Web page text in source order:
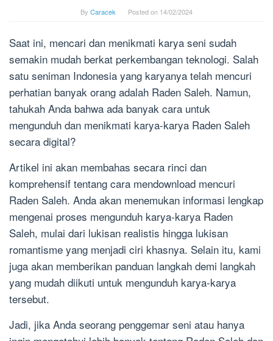
By Caracek Posted on 14/02/2024
Saat ini, mencari dan menikmati karya seni sudah
semakin mudah berkat perkembangan teknologi. Salah
satu seniman Indonesia yang karyanya telah mencuri
perhatian banyak orang adalah Raden Saleh. Namun,
tahukah Anda bahwa ada banyak cara untuk
mengunduh dan menikmati karya-karya Raden Saleh
secara digital?
Artikel ini akan membahas secara rinci dan
komprehensif tentang cara mendownload mencuri
Raden Saleh. Anda akan menemukan informasi lengkap
mengenai proses mengunduh karya-karya Raden
Saleh, mulai dari lukisan realistis hingga lukisan
romantisme yang menjadi ciri khasnya. Selain itu, kami
juga akan memberikan panduan langkah demi langkah
yang mudah diikuti untuk mengunduh karya-karya
tersebut.
Jadi, jika Anda seorang penggemar seni atau hanya